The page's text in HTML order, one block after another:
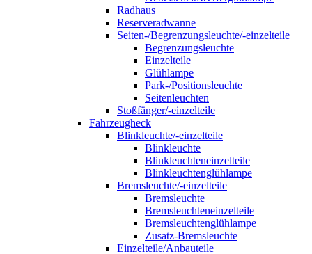
Radhaus
Reserveradwanne
Seiten-/Begrenzungsleuchte/-einzelteile
Begrenzungsleuchte
Einzelteile
Glühlampe
Park-/Positionsleuchte
Seitenleuchten
Stoßfänger/-einzelteile
Fahrzeugheck
Blinkleuchte/-einzelteile
Blinkleuchte
Blinkleuchteneinzelteile
Blinkleuchtenglühlampe
Bremsleuchte/-einzelteile
Bremsleuchte
Bremsleuchteneinzelteile
Bremsleuchtenglühlampe
Zusatz-Bremsleuchte
Einzelteile/Anbauteile